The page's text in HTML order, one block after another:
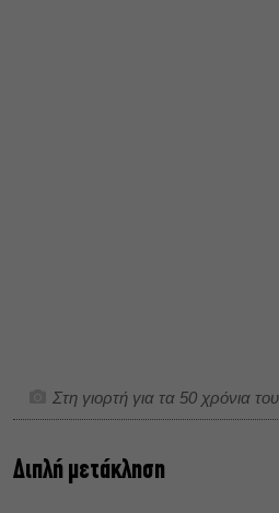
Στη γιορτή για τα 50 χρόνια
Διπλή μετάκληση